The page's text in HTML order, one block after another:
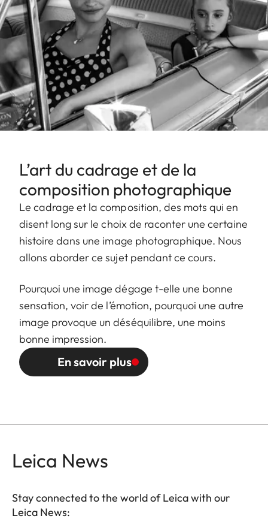
L’art du cadrage et de la
composition photographique
Le cadrage et la composition, des mots qui en
disent long sur le choix de raconter une certaine
histoire dans une image photographique. Nous
allons aborder ce sujet pendant ce cours.
Pourquoi une image dégage t-elle une bonne
sensation, voir de l’émotion, pourquoi une autre
image provoque un déséquilibre, une moins
bonne impression.
En savoir plus
Leica News
Stay connected to the world of Leica with our
Leica News: